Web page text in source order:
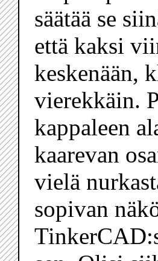
säätää se
että kaksi
keskenään,
vierekkäin.
kappaleen
kaarevan
vielä
sopivan